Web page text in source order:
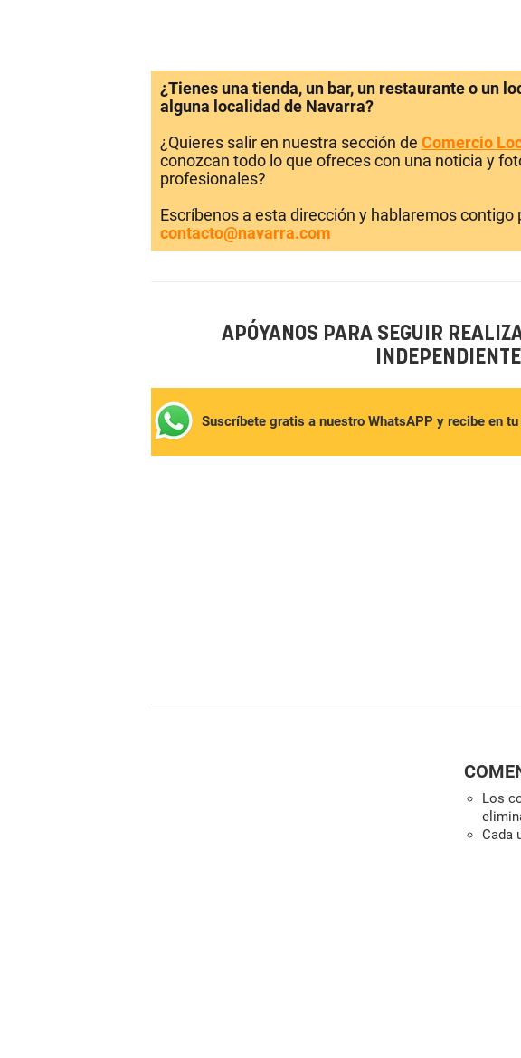
¿Tienes una tienda, un bar, un restaurante o un
alguna localidad de Navarra?
¿Quieres salir en nuestra sección de Comercio
conozcan todo lo que ofreces con una noticia y
profesionales?
Escríbenos a esta dirección y hablaremos
contacto@navarra.com
APÓYANOS PARA SEGUIR
Suscríbete gratis a nuestro WhatsAPP y recibe en
Los
Cada